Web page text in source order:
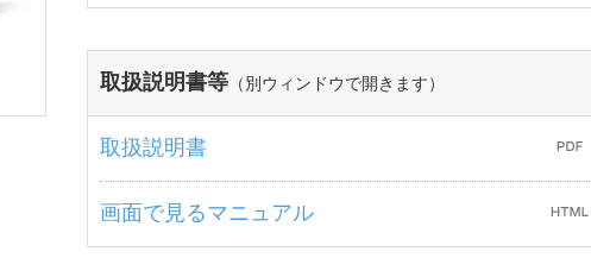
取扱説明書等 （別ウィンドウで開きます）
取扱説明書
画面で見るマニュアル